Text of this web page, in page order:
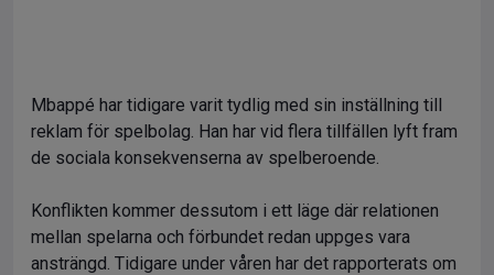
Mbappé har tidigare varit tydlig med sin inställning till
reklam för spelbolag. Han har vid flera tillfällen lyft fram
de sociala konsekvenserna av spelberoende.
Konflikten kommer dessutom i ett läge där relationen
mellan spelarna och förbundet redan uppges vara
ansträngd. Tidigare under våren har det rapporterats om